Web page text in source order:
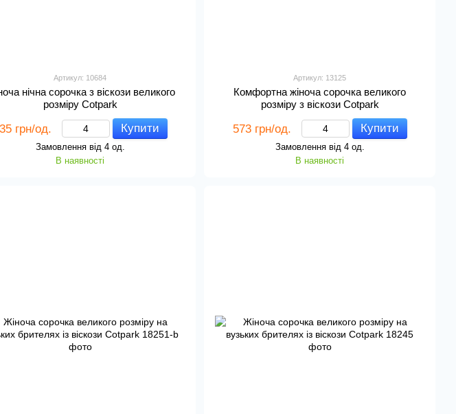
Артикул: 10684
нічна сорочка з віскози великого
розміру Сotpark
грн/од. Купити
Замовлення від 4 од.
В наявності
Артикул: 13125
Комфортна жіноча сорочка великого
розміру з віскози Cotpark
573 грн/од. Купити
Замовлення від 4 од.
В наявності